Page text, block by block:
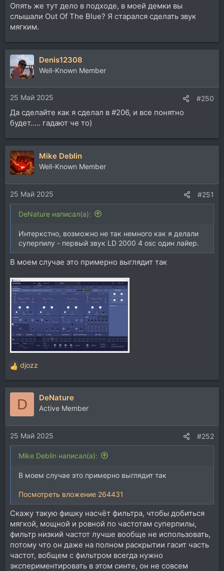
Опять же тут дело в подходе, в моей демки вы
слышали Out Of The Blue? Я старался сделать звук
мягким.
Denis12308
Well-Known Member
25 Май 2025 #250
Да сделайте как я сделал в #206, и все понятно
будет..... гадают че то)
Mike Deblin
Well-Known Member
25 Май 2025 #251
DeNature написал(а):
Интеркстно, возможно не так немного как я делали
суперпилу - первый звук LD 2000 4 osc один лайер.
В моем случае это примерно выглядит так
Р
е
а
и
и
:
djozz
D DeNature
Active Member
25 Май 2025 #252
Mike Deblin написал(а):
В моем случае это примерно выглядит так
Посмотреть вложение 264431
Скажу такую фишку насчёт фильтра, чтобы добиться
мягкой, мощной и ровной по частотам суперпилы,
фильтр низкий частот лучше вообще не использовать,
потому что он даже на полном раскрытии гасит часть
частот, вобщем с фильтром всегда нужно
экспериментировать в этом синте, он не совсем